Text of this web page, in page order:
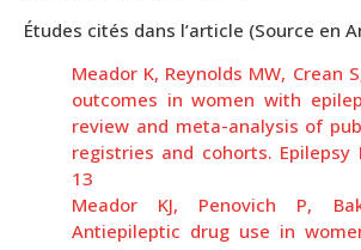
Études cités dans l’article (Source en
Meador K, Reynolds MW, Crean
outcomes in women with
review and meta-analysis of
registries and cohorts. Epilepsy
13
Meador KJ, Penovich P,
Antiepileptic drug use in